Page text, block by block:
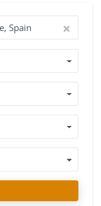
moze sie z Toba
masz pytania.
to nasza pasja!
Skorzystaj z
specjalistow,
znaja zasady i
chcesz kupić swó
w Roda de
okolicy
podjecie
ulubionego
zakupic posiadlos, w
po tym, mozemy
zespół IMMO
swojego